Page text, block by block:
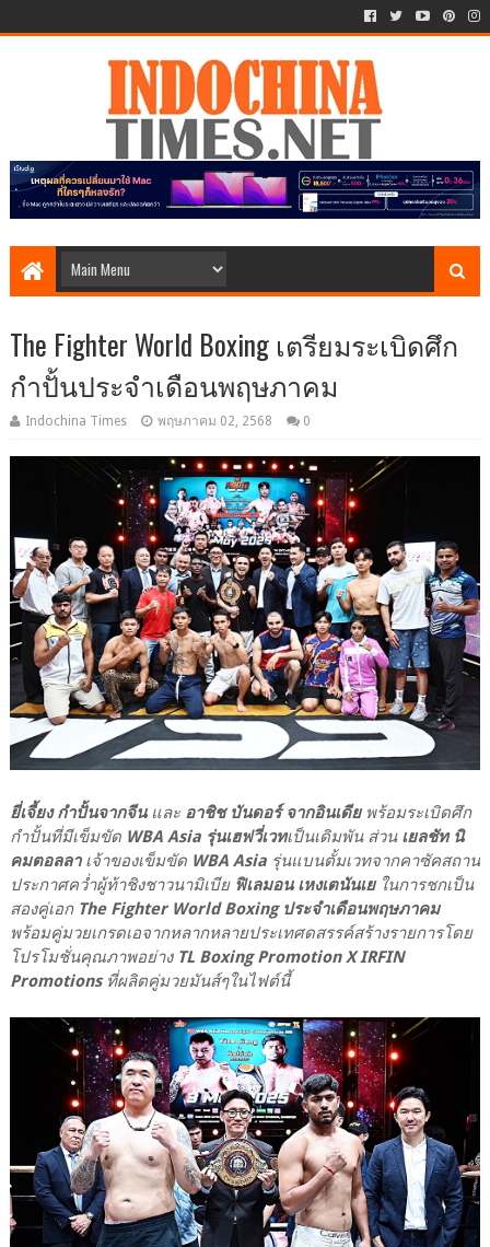
The Fighter World Boxing เตรียมระเบิดศึก
กำปั้นประจำเดือนพฤษภาคม
Indochina Times พฤษภาคม 02, 2568 0
ยี่เจี้ยง กำปั้นจากจีนและ อาชิช บันดอร์ จากอินเดียพร้อมระเบิดศึก
กำปั้นที่มีเข็มขัด WBA Asia รุ่นเฮฟวี่เวทเป็นเดิมพัน ส่วน เยลชัท นิ
คมตอลลาเจ้าของเข็มขัด WBA Asiaรุ่นแบนตั้มเวทจากคาซัคสถาน
ประกาศคว่ำผู้ท้าชิงชาวนามิเบีย ฟิเลมอน เหงเตนันเยในการชกเป็น
สองคู่เอก The Fighter World Boxing ประจำเดือนพฤษภาคม
พร้อมคู่มวยเกรดเอจากหลากหลายประเทศดสรรค์สร้างรายการโดย
โปรโมชั่นคุณภาพอย่าง TL Boxing Promotion X IRFIN
Promotionsที่ผลิตคู่มวยมันส์ๆในไฟต์นี้